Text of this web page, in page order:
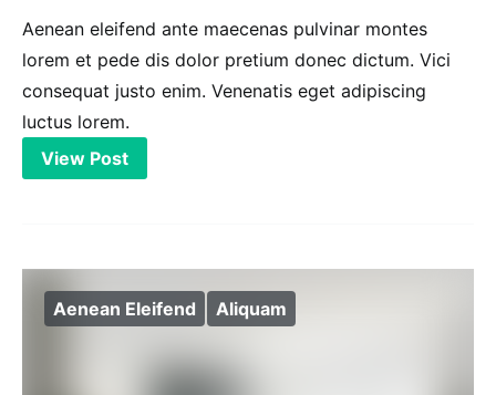
Aenean eleifend ante maecenas pulvinar montes
lorem et pede dis dolor pretium donec dictum. Vici
consequat justo enim. Venenatis eget adipiscing
luctus lorem.
View Post
Aenean Eleifend Aliquam